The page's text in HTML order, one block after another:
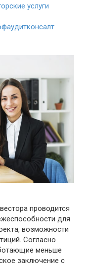
услуги
проводится
для
возможности
Согласно
меньше
заключение с